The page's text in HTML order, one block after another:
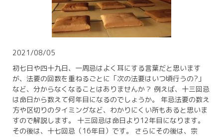
2021/08/05
初七日や四十九日、一周忌はよく耳にする言葉だと思います
が、法要の回数を重ねるごとに「次の法要はいつ頃行うの?」
など、分からなくなることはありませんか？ 例えば、十三回忌
は命日から数えて何年目になるのでしょうか。 年忌法要の数え
方や区切りのタイミングなど、わかりにくい所もあると思いま
すので解説します。 十三回忌は命日より12年目になります。
その後は、十七回忌（16年目）です。 さらにその後は、宗